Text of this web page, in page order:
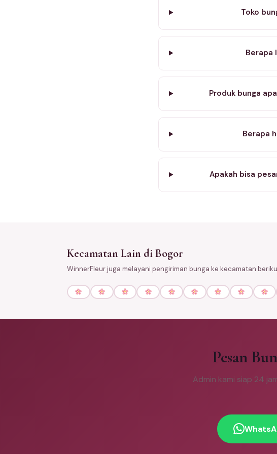
Toko
Berapa
Produk bunga
Berapa
Apakah bisa
Kecamatan Lain di Bogor
WinnerFleur juga melayani pengiriman bunga ke kecamatan
Pesan
Admin kami siap 24